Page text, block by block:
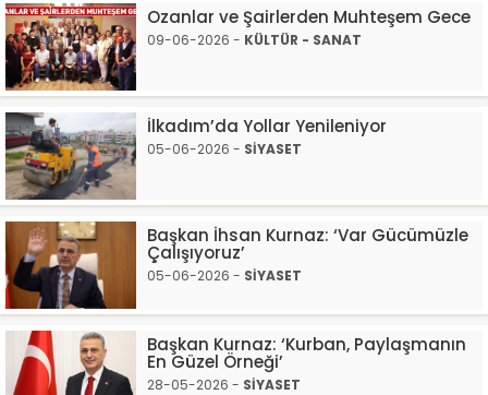
Ozanlar ve Şairlerden Muhteşem Gece
09-06-2026 - KÜLTÜR - SANAT
İlkadım’da Yollar Yenileniyor
05-06-2026 - SİYASET
Başkan İhsan Kurnaz: ‘Var Gücümüzle
Çalışıyoruz’
05-06-2026 - SİYASET
Başkan Kurnaz: ‘Kurban, Paylaşmanın
En Güzel Örneği’
28-05-2026 - SİYASET